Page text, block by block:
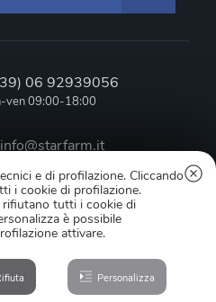
06 92939056
ven 09:00-18:00
info@starfarm.it
WhatsApp
348.3394355
srl - Web Agency
IT-07227061004
e di profilazione. Cliccando
i cookie di profilazione.
rifiutano tutti i cookie di
è possibile
attivare.
Personalizza